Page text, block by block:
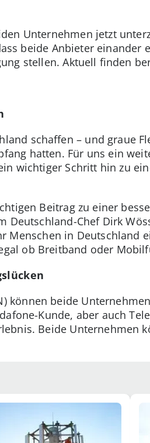
Unternehmen jetzt
beide Anbieter einander
stellen. Aktuell finden
schaffen – und graue
hatten. Für uns ein
wichtiger Schritt hin zu
Beitrag zu einer
Deutschland-Chef Dirk
in Deutschland
ob Breitband oder
können beide
Kunde, aber auch
Beide Unternehmen